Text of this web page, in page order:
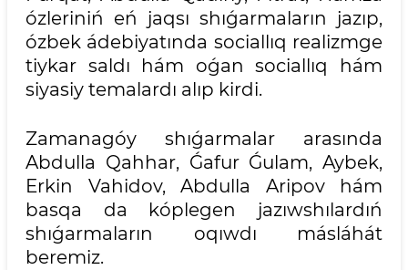
ózleriniń eń jaqsı shıǵarmaların jazıp,
ózbek ádebiyatında sociallıq realizmge
tiykar saldı hám oǵan sociallıq hám
siyasiy temalardı alıp kirdi.
Zamanagóy shıǵarmalar arasında
Abdulla Qahhar, Ǵafur Ǵulam, Aybek,
Erkin Vahidov, Abdulla Aripov hám
basqa da kóplegen jazıwshılardıń
shıǵarmaların oqıwdı másláhát
beremiz.